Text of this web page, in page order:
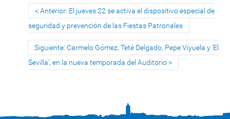
Anterior: El jueves 22 se activa el dispositivo especial de
seguridad y prevención de las Fiestas Patronales
Siguiente: Carmelo Gómez, Teté Delgado, Pepe Viyuela y 'El
Sevilla', en la nueva temporada del Auditorio